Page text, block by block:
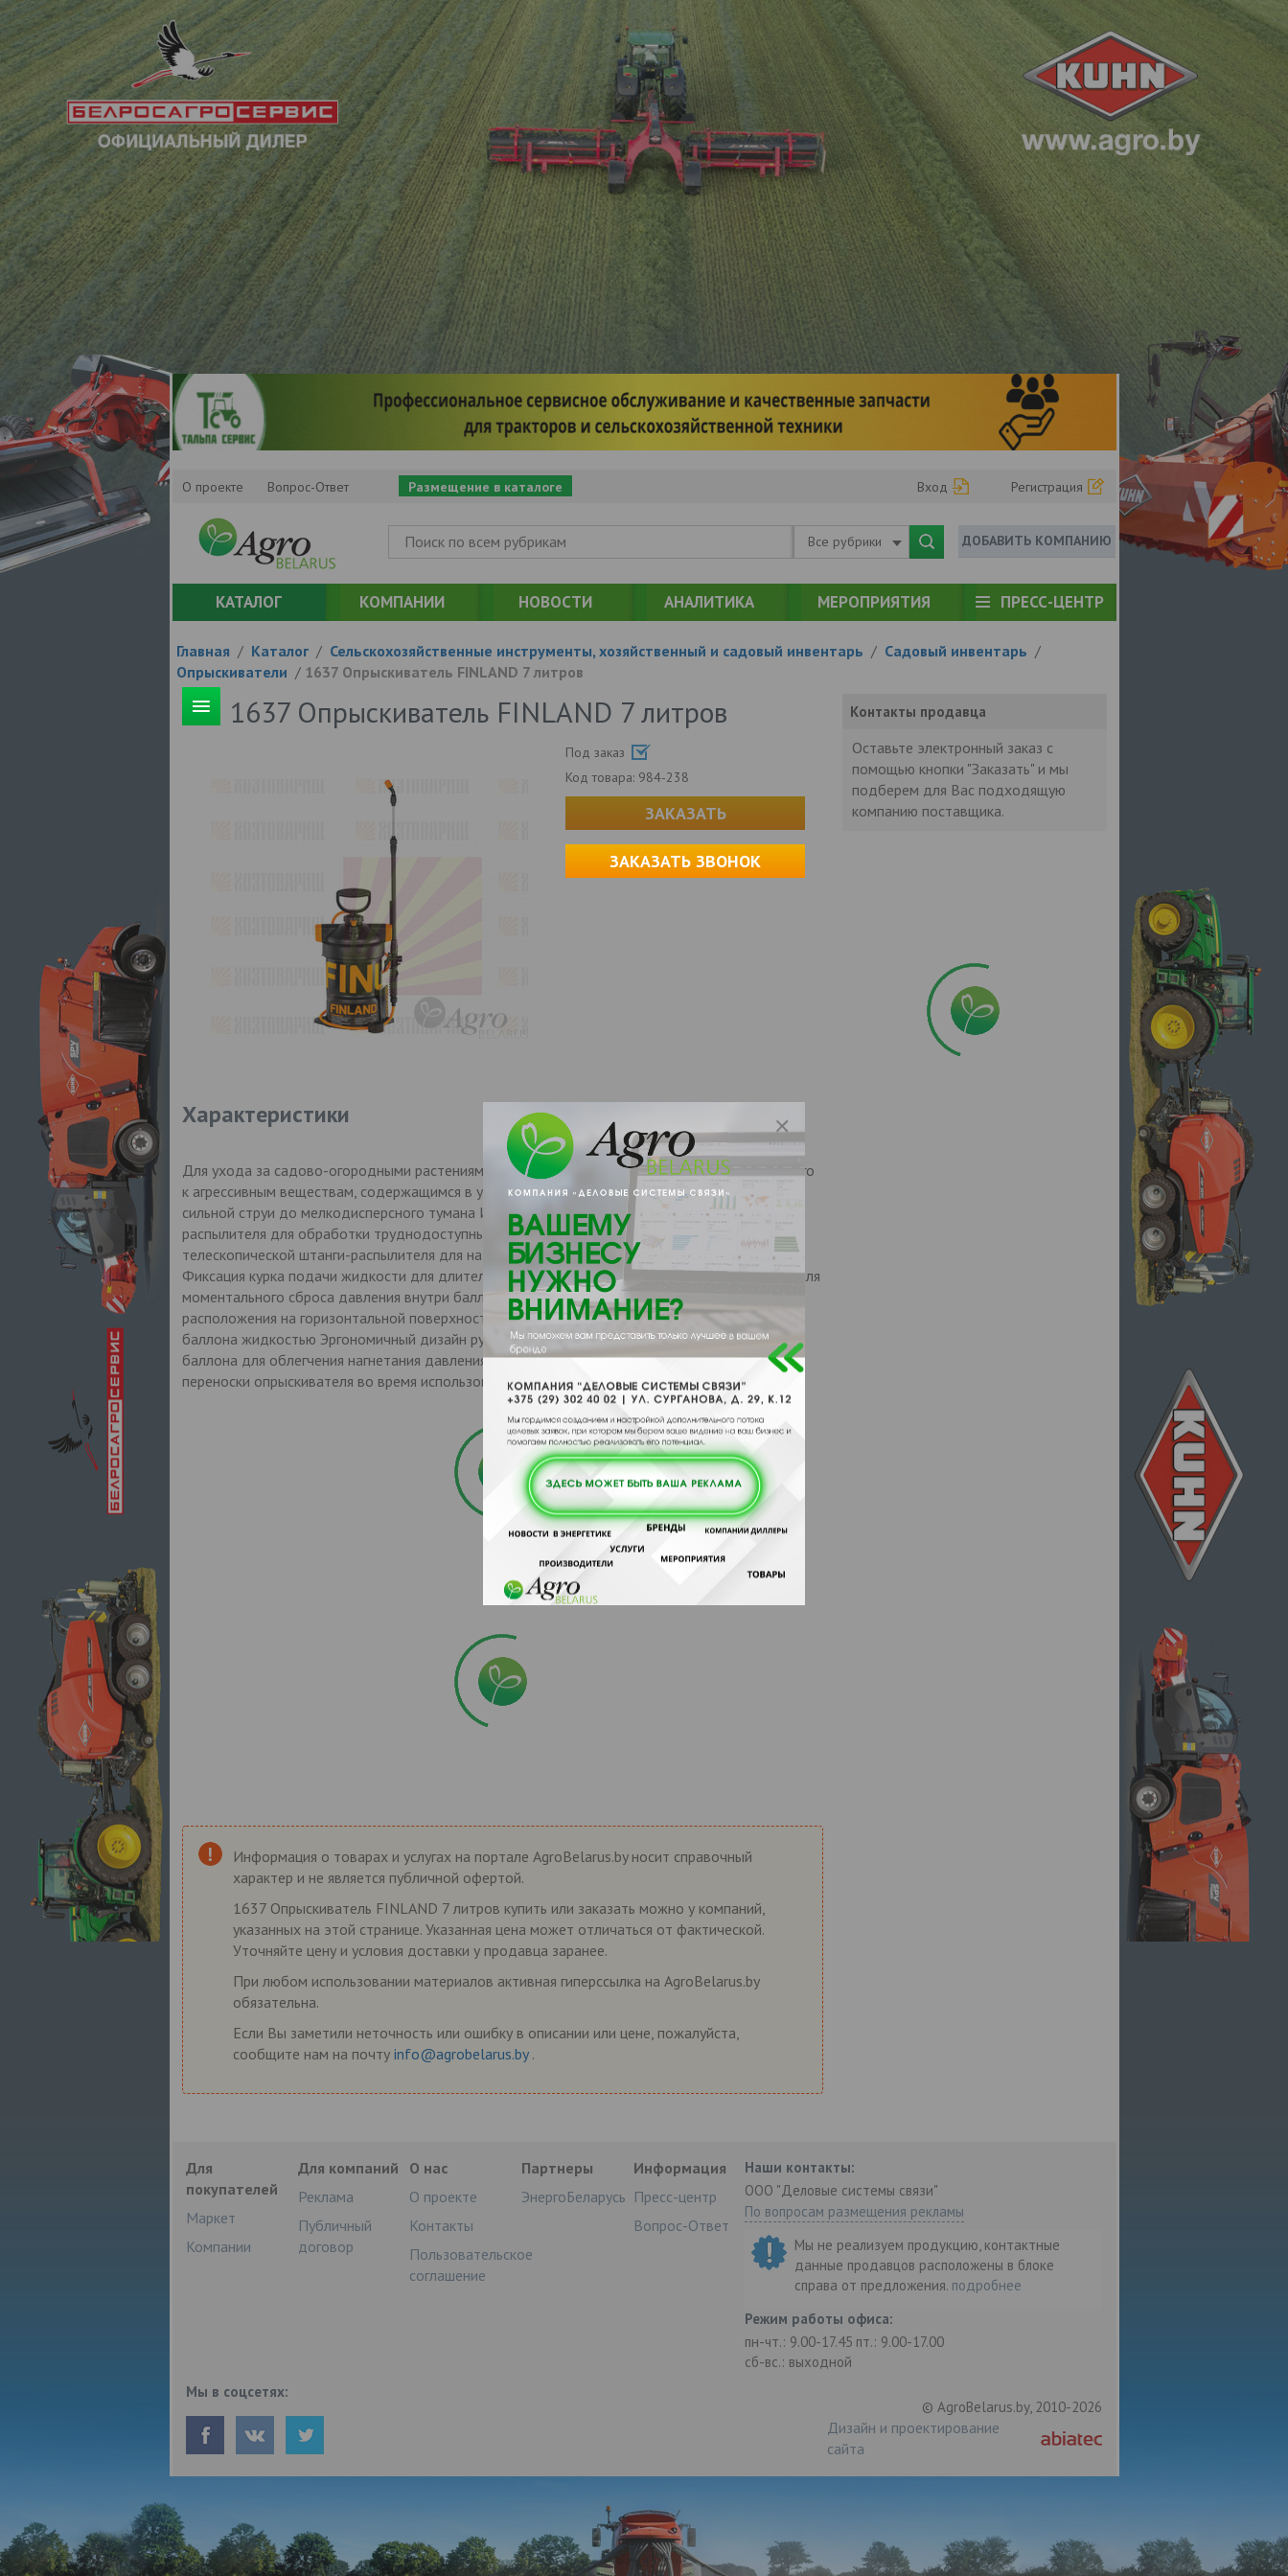
О проекте Вопрос-Ответ Размещение в каталоге Вход Регистрация
Все рубрики ДОБАВИТЬ КОМПАНИЮ
КАТАЛОГ КОМПАНИИ НОВОСТИ АНАЛИТИКА МЕРОПРИЯТИЯ ПРЕСС-ЦЕНТР
Главная / Каталог / Сельскохозяйственные инструменты, хозяйственный и садовый инвентарь / Садовый инвентарь /
Опрыскиватели / 1637 Опрыскиватель FINLAND 7 литров
1637 Опрыскиватель FINLAND 7 литров
Под заказ
Код товара: 984-238
ЗАКАЗАТЬ
ЗАКАЗАТЬ ЗВОНОК
Характеристики
Для ухода за садово-огородными растениями Баллон из качественного пластика, устойчивого
к агрессивным веществам, содержащимся в удобрениях Регулируемая мощность напора: от
сильной струи до мелкодисперсного тумана Изогнутый наконечник телескопической штанги-
распылителя для обработки труднодоступных мест Ребристая поверхность ручки
телескопической штанги-распылителя для надежного захвата даже влажными руками
Фиксация курка подачи жидкости для длительного распыления Предохранительный клапан для
моментального сброса давления внутри баллона Широкое основание для устойчивого
расположения на горизонтальной поверхности Широкая горловина для удобного заполнения
баллона жидкостью Эргономичный дизайн рукоятки насоса и выступы для ног в основании
баллона для облегчения нагнетания давления жидкости Плечевой ремень для комфортной
переноски опрыскивателя во время использования
Контакты продавца
Оставьте электронный заказ с
помощью кнопки "Заказать" и мы
подберем для Вас подходящую
компанию поставщика.
Информация о товарах и услугах на портале AgroBelarus.by носит справочный
характер и не является публичной офертой.
1637 Опрыскиватель FINLAND 7 литров купить или заказать можно у компаний,
указанных на этой странице. Указанная цена может отличаться от фактической.
Уточняйте цену и условия доставки у продавца заранее.
При любом использовании материалов активная гиперссылка на AgroBelarus.by
обязательна.
Если Вы заметили неточность или ошибку в описании или цене, пожалуйста,
сообщите нам на почту info@agrobelarus.by .
Для
покупателей
Маркет
Компании
Для компаний
Реклама
Публичный
договор
О нас
О проекте
Контакты
Пользовательское
соглашение
Партнеры
ЭнергоБеларусь
Информация
Пресс-центр
Вопрос-Ответ
Наши контакты:
ООО "Деловые системы связи"
По вопросам размещения рекламы
Мы не реализуем продукцию, контактные
данные продавцов расположены в блоке
справа от предложения. подробнее
Режим работы офиса:
пн-чт.: 9.00-17.45 пт.: 9.00-17.00
сб-вс.: выходной
Мы в соцсетях:
© AgroBelarus.by, 2010-2026
Дизайн и проектирование
сайта